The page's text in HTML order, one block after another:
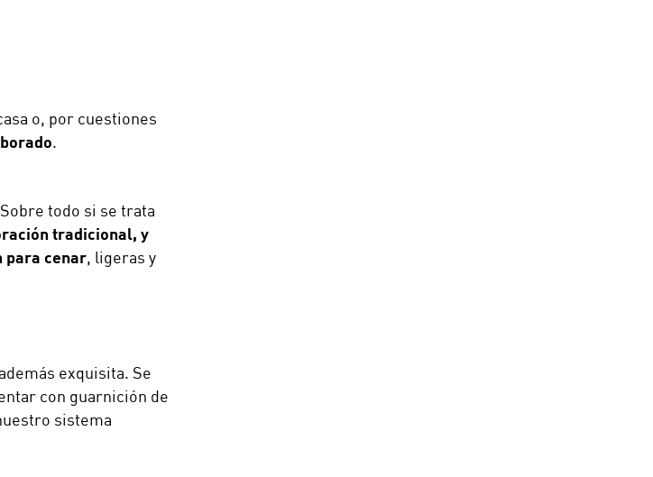
o, por cuestiones
.
todo si se trata
tradicional, y
para cenar, ligeras y
exquisita. Se
con guarnición de
sistema